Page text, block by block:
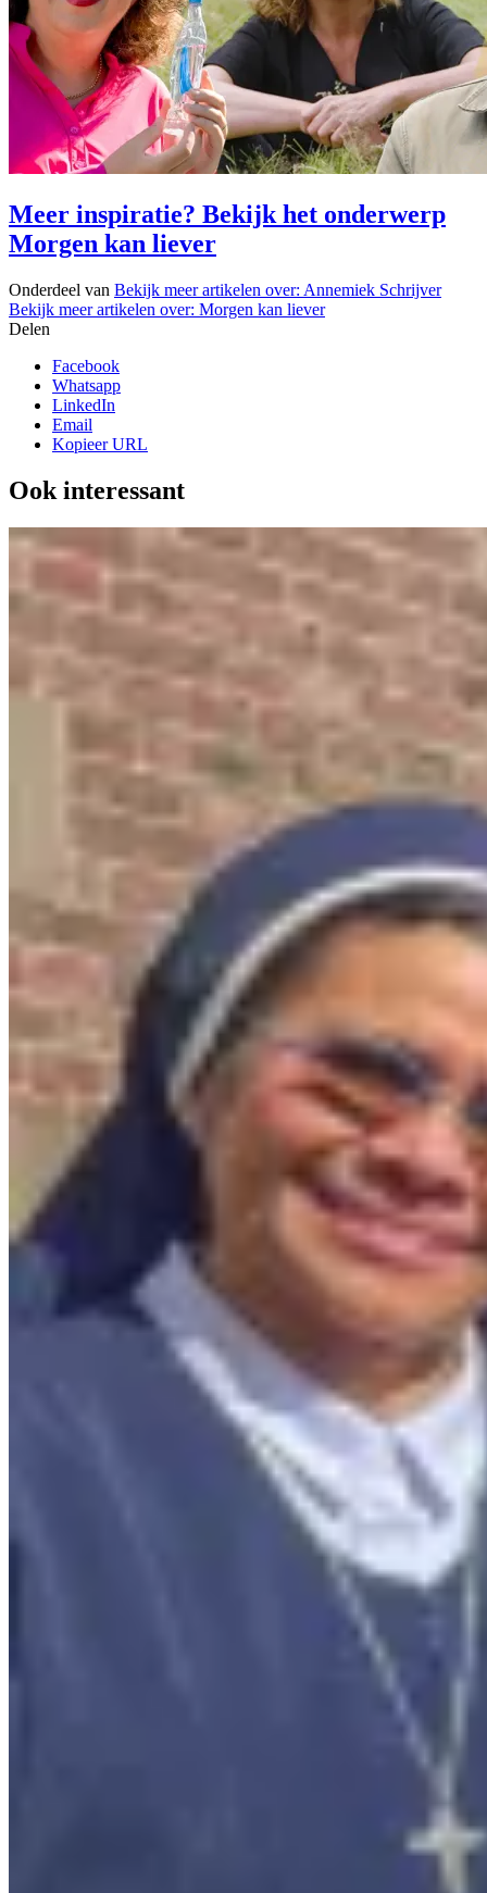
Meer inspiratie? Bekijk het onderwerp
Morgen kan liever
Onderdeel van Bekijk meer artikelen over: Annemiek Schrijver
Bekijk meer artikelen over: Morgen kan liever
Delen
Facebook
Whatsapp
LinkedIn
Email
Kopieer URL
Ook interessant